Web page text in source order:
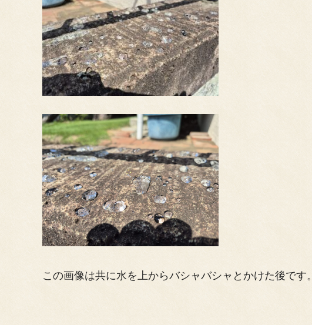
この画像は共に水を上からバシャバシャとかけた後です。